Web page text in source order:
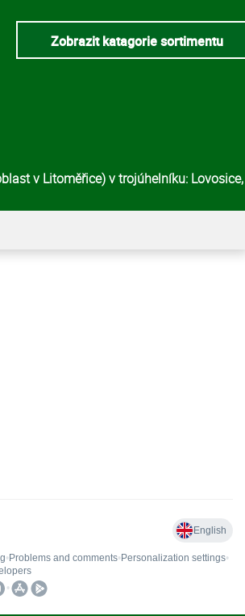
Zobrazit katagorie sortimentu
v Litoměřice) v trojúhelníku: